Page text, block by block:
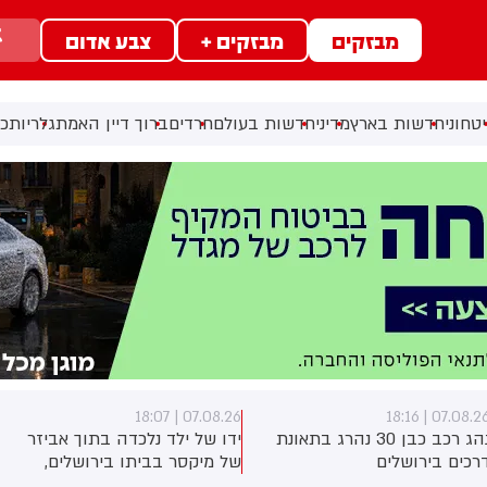
מבזקים מבזקים + צבע אדום
חדשות בארץמדיניחדשות בעולםחרדיםברוך דיין האמתגלריות
07.08.26 |
נהג רכב כבן 30 נהרג בתאונת
בירושלים
07.08.26 | 18:07
ידו של ילד נלכדה בתוך אביזר
של מיקסר בביתו בירושלים,